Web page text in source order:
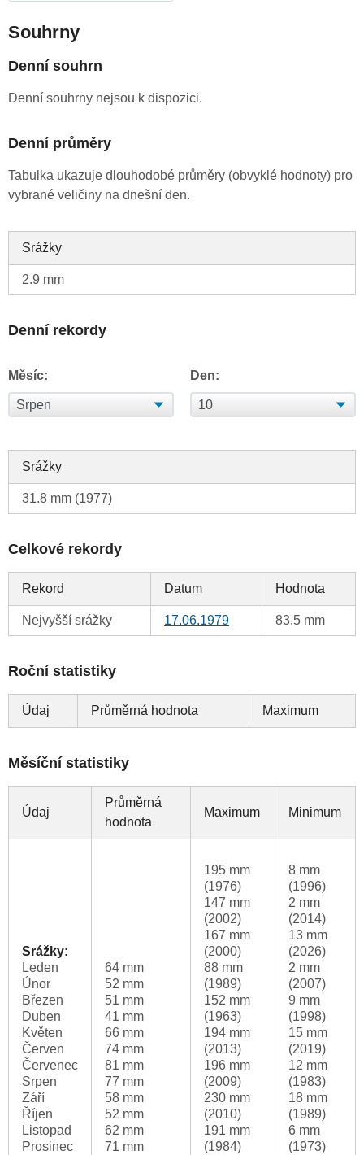
Souhrny
Denní souhrn
Denní souhrny nejsou k dispozici.
Denní průměry
Tabulka ukazuje dlouhodobé průměry (obvyklé hodnoty) pro
vybrané veličiny na dnešní den.
Srážky
2.9 mm
Denní rekordy
Měsíc: Den:
Srážky
31.8 mm (1977)
Celkové rekordy
Rekord Datum Hodnota
Nejvyšší srážky 17.06.1979 83.5 mm
Roční statistiky
Údaj Průměrná hodnota Maximum
Měsíční statistiky
Údaj
Průměrná
hodnota
Maximum Minimum
Srážky:
Leden
Únor
Březen
Duben
Květen
Červen
Červenec
Srpen
Září
Říjen
Listopad
Prosinec
64 mm
52 mm
51 mm
41 mm
66 mm
74 mm
81 mm
77 mm
58 mm
52 mm
62 mm
71 mm
195 mm
(1976)
147 mm
(2002)
167 mm
(2000)
88 mm
(1989)
152 mm
(1963)
194 mm
(2013)
196 mm
(2009)
230 mm
(2010)
191 mm
(1984)
8 mm
(1996)
2 mm
(2014)
13 mm
(2026)
2 mm
(2007)
9 mm
(1998)
15 mm
(2019)
12 mm
(1983)
18 mm
(1989)
6 mm
(1973)